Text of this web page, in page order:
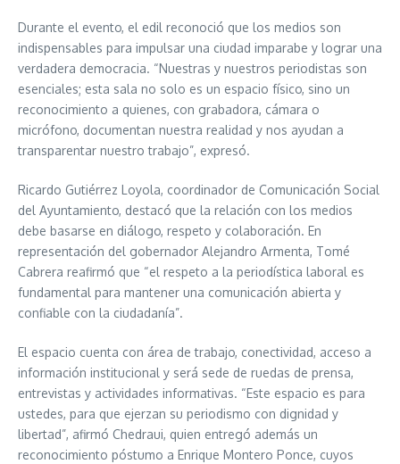
Durante el evento, el edil reconoció que los medios son
indispensables para impulsar una ciudad imparabe y lograr una
verdadera democracia. “Nuestras y nuestros periodistas son
esenciales; esta sala no solo es un espacio físico, sino un
reconocimiento a quienes, con grabadora, cámara o
micrófono, documentan nuestra realidad y nos ayudan a
transparentar nuestro trabajo”, expresó.
Ricardo Gutiérrez Loyola, coordinador de Comunicación Social
del Ayuntamiento, destacó que la relación con los medios
debe basarse en diálogo, respeto y colaboración. En
representación del gobernador Alejandro Armenta, Tomé
Cabrera reafirmó que “el respeto a la periodística laboral es
fundamental para mantener una comunicación abierta y
confiable con la ciudadanía”.
El espacio cuenta con área de trabajo, conectividad, acceso a
información institucional y será sede de ruedas de prensa,
entrevistas y actividades informativas. “Este espacio es para
ustedes, para que ejerzan su periodismo con dignidad y
libertad”, afirmó Chedraui, quien entregó además un
reconocimiento póstumo a Enrique Montero Ponce, cuyos